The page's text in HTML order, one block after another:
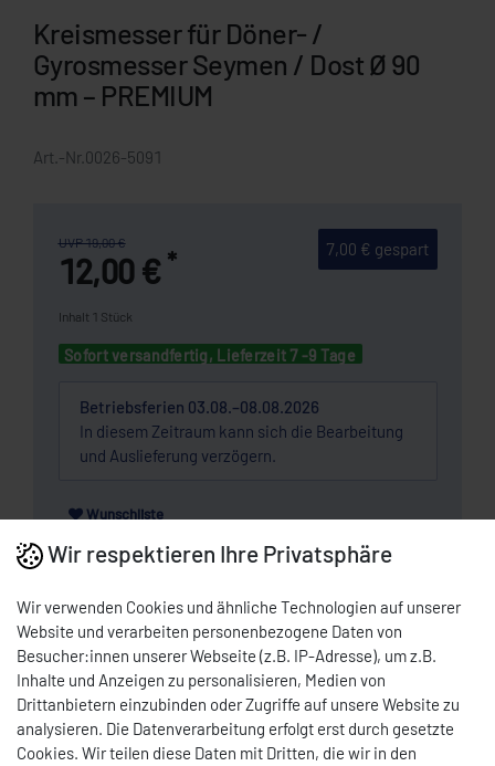
Kreismesser für Döner- /
Gyrosmesser Seymen / Dost Ø 90
mm – PREMIUM
Art.-Nr. 0026-5091
7,00 € gespart
UVP 19,00 €
12,00 € *
Inhalt 1 Stück
Sofort versandfertig, Lieferzeit 7 -9 Tage
Betriebsferien 03.08.–08.08.2026
In diesem Zeitraum kann sich die Bearbeitung
und Auslieferung verzögern.
Wunschliste
DOWNLOAD PDF
BESCHREIBUNG
Wir respektieren Ihre Privatsphäre
Wir verwenden Cookies und ähnliche Technologien auf unserer
Website und verarbeiten personenbezogene Daten von
Besucher:innen unserer Webseite (z.B. IP-Adresse), um z.B.
Inhalte und Anzeigen zu personalisieren, Medien von
Drittanbietern einzubinden oder Zugriffe auf unsere Website zu
analysieren. Die Datenverarbeitung erfolgt erst durch gesetzte
Cookies. Wir teilen diese Daten mit Dritten, die wir in den